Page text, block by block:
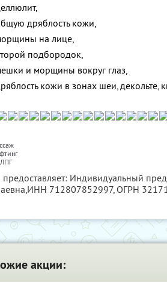
дряблость кожи,
на лице,
подбородок,
и морщины вокруг глаз,
кожи в зонах шеи, декольте,
предоставляет: Индивидуальный
ИНН 712807852997, ОГРН
акции: